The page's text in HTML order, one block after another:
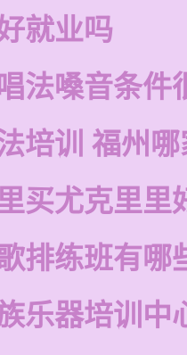
就业吗
法嗓音条件
培训 福州
买尤克里里
排练班有哪
乐器培训中